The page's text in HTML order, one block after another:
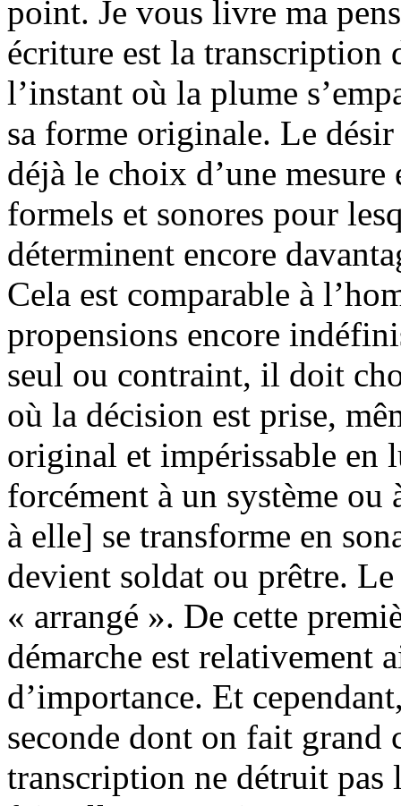
point. Je vous livre ma
écriture est la transcription
l’instant où la plume
sa forme originale. Le
déjà le choix d’une
formels et sonores pour
déterminent encore
Cela est comparable à
propensions encore
seul ou contraint, il doit
où la décision est prise,
original et impérissable en
forcément à un système ou
à elle] se transforme en
devient soldat ou prêtre.
« arrangé ». De cette
démarche est relativement
d’importance. Et
seconde dont on fait grand
transcription ne détruit pas